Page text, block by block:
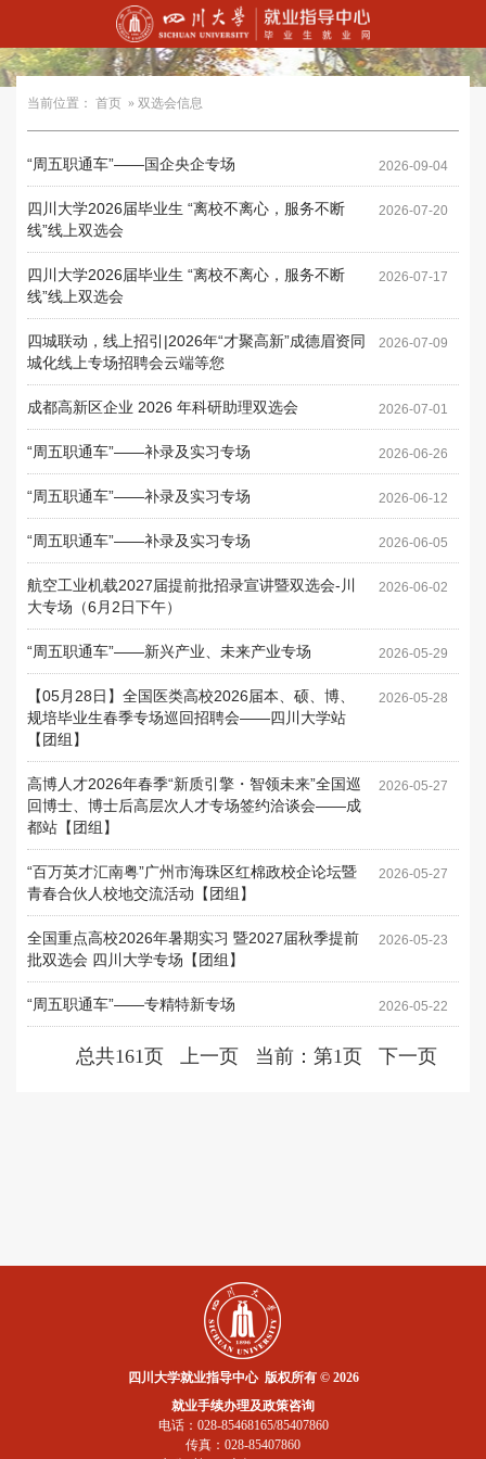
当前位置： 首页 » 双选会信息
2026-09-04
“周五职通车”——国企央企专场
2026-07-20
四川大学2026届毕业生 “离校不离心，服务不断
线”线上双选会
2026-07-17
四川大学2026届毕业生 “离校不离心，服务不断
线”线上双选会
2026-07-09
四城联动，线上招引|2026年“才聚高新”成德眉资同
城化线上专场招聘会云端等您
2026-07-01
成都高新区企业 2026 年科研助理双选会
2026-06-26
“周五职通车”——补录及实习专场
2026-06-12
“周五职通车”——补录及实习专场
2026-06-05
“周五职通车”——补录及实习专场
2026-06-02
航空工业机载2027届提前批招录宣讲暨双选会-川
大专场（6月2日下午）
2026-05-29
“周五职通车”——新兴产业、未来产业专场
2026-05-28
【05月28日】全国医类高校2026届本、硕、博、
规培毕业生春季专场巡回招聘会——四川大学站
【团组】
2026-05-27
高博人才2026年春季“新质引擎・智领未来”全国巡
回博士、博士后高层次人才专场签约洽谈会——成
都站【团组】
2026-05-27
“百万英才汇南粤”广州市海珠区红棉政校企论坛暨
青春合伙人校地交流活动【团组】
2026-05-23
全国重点高校2026年暑期实习 暨2027届秋季提前
批双选会 四川大学专场【团组】
2026-05-22
“周五职通车”——专精特新专场
总共161页 上一页 当前：第1页 下一页
四川大学就业指导中心 版权所有 © 2026
就业手续办理及政策咨询
电话：028-85468165/85407860
传真：028-85407860